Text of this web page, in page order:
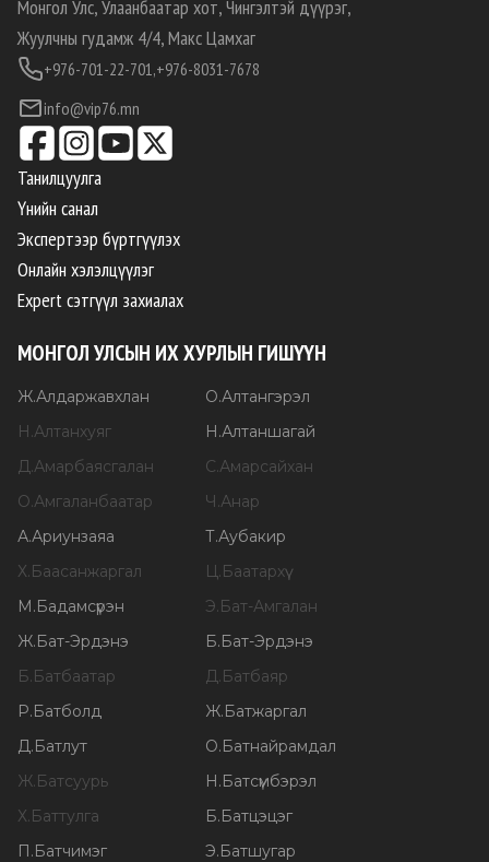
Монгол Улс, Улаанбаатар хот, Чингэлтэй дүүрэг,
Жуулчны гудамж 4/4, Макс Цамхаг
+976-701-22-701,+976-8031-7678
info@vip76.mn
Танилцуулга
Үнийн санал
Экспертээр бүртгүүлэх
Онлайн хэлэлцүүлэг
Expert сэтгүүл захиалах
МОНГОЛ УЛСЫН ИХ ХУРЛЫН ГИШҮҮН
Ж.Алдаржавхлан О.Алтангэрэл
Н.Алтанхуяг Н.Алтаншагай
Д.Амарбаясгалан С.Амарсайхан
О.Амгаланбаатар Ч.Анар
А.Ариунзаяа Т.Аубакир
Х.Баасанжаргал Ц.Баатархүү
М.Бадамсүрэн Э.Бат-Амгалан
Ж.Бат-Эрдэнэ Б.Бат-Эрдэнэ
Б.Батбаатар Д.Батбаяр
Р.Батболд Ж.Батжаргал
Д.Батлут О.Батнайрамдал
Ж.Батсуурь Н.Батсүмбэрэл
Х.Баттулга Б.Батцэцэг
П.Батчимэг Э.Батшугар